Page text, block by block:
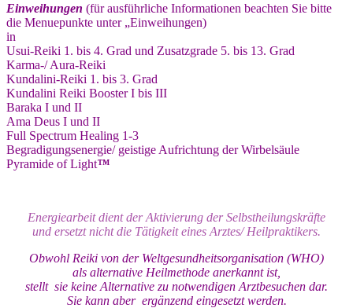
Einweihungen (für ausführliche Informationen beachten Sie bitte
die Menuepunkte unter „Einweihungen)
in
Usui-Reiki 1. bis 4. Grad und Zusatzgrade 5. bis 13. Grad
Karma-/ Aura-Reiki
Kundalini-Reiki 1. bis 3. Grad
Kundalini Reiki Booster I bis III
Baraka I und II
Ama Deus I und II
Full Spectrum Healing 1-3
Begradigungsenergie/ geistige Aufrichtung der Wirbelsäule
Pyramide of Light™
Energiearbeit dient der Aktivierung der Selbstheilungskräfte
und ersetzt nicht die Tätigkeit eines Arztes/ Heilpraktikers.
Obwohl Reiki von der Weltgesundheitsorganisation (WHO)
als alternative Heilmethode anerkannt ist,
stellt sie keine Alternative zu notwendigen Arztbesuchen dar.
Sie kann aber ergänzend eingesetzt werden.